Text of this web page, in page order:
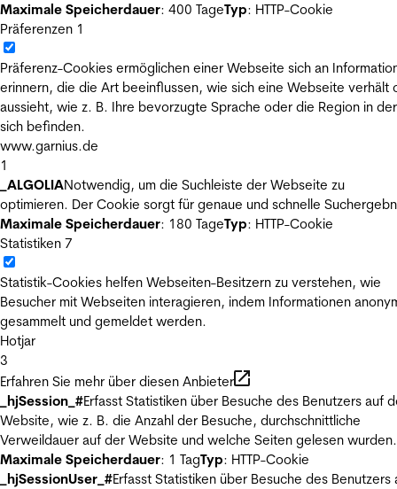
Maximale Speicherdauer: 400 TageTyp: HTTP-Cookie
Präferenzen 1
Präferenz-Cookies ermöglichen einer Webseite sich an
erinnern, die die Art beeinflussen, wie sich eine Webseite verhält
aussieht, wie z. B. Ihre bevorzugte Sprache oder die Region in
sich befinden.
www.garnius.de
1
_ALGOLIANotwendig, um die Suchleiste der Webseite zu
optimieren. Der Cookie sorgt für genaue und schnelle
Maximale Speicherdauer: 180 TageTyp: HTTP-Cookie
Statistiken 7
Statistik-Cookies helfen Webseiten-Besitzern zu verstehen, wie
Besucher mit Webseiten interagieren, indem Informationen
gesammelt und gemeldet werden.
Hotjar
3
Erfahren Sie mehr über diesen Anbieter
_hjSession_#Erfasst Statistiken über Besuche des Benutzers auf
Website, wie z. B. die Anzahl der Besuche, durchschnittliche
Verweildauer auf der Website und welche Seiten gelesen wurden.
Maximale Speicherdauer: 1 TagTyp: HTTP-Cookie
_hjSessionUser_#Erfasst Statistiken über Besuche des Benutzers